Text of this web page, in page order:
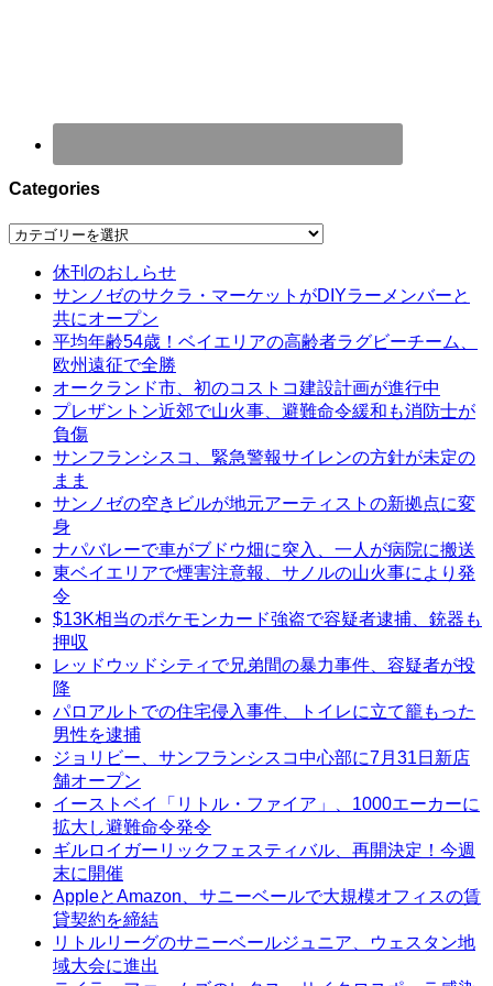
Categories
Categories
休刊のおしらせ
サンノゼのサクラ・マーケットがDIYラーメンバーと
共にオープン
平均年齢54歳！ベイエリアの高齢者ラグビーチーム、
欧州遠征で全勝
オークランド市、初のコストコ建設計画が進行中
プレザントン近郊で山火事、避難命令緩和も消防士が
負傷
サンフランシスコ、緊急警報サイレンの方針が未定の
まま
サンノゼの空きビルが地元アーティストの新拠点に変
身
ナパバレーで車がブドウ畑に突入、一人が病院に搬送
東ベイエリアで煙害注意報、サノルの山火事により発
令
$13K相当のポケモンカード強盗で容疑者逮捕、銃器も
押収
レッドウッドシティで兄弟間の暴力事件、容疑者が投
降
パロアルトでの住宅侵入事件、トイレに立て籠もった
男性を逮捕
ジョリビー、サンフランシスコ中心部に7月31日新店
舗オープン
イーストベイ「リトル・ファイア」、1000エーカーに
拡大し避難命令発令
ギルロイガーリックフェスティバル、再開決定！今週
末に開催
AppleとAmazon、サニーベールで大規模オフィスの賃
貸契約を締結
リトルリーグのサニーベールジュニア、ウェスタン地
域大会に進出